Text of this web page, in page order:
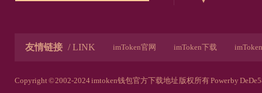
友情链接 / LINK imToken官网 imToken下载
imToken安卓官网 imToken下载链接
Copyright © 2002-2024 imtoken钱包官方下载地址 版权所有Power by